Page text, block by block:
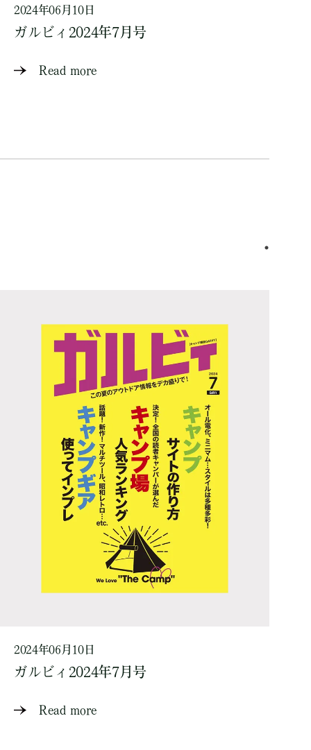
2024年06月10日
ガルビィ2024年7月号
Read more
2024年06月10日
ガルビィ2024年7月号
Read more